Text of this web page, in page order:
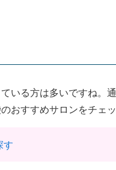
いる方は多いですね。
おすすめサロンをチェ
す